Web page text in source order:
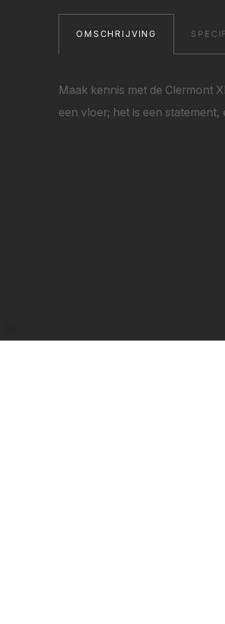
OMSCHRIJVING
Maak kennis met de Clermont
een vloer; het is een